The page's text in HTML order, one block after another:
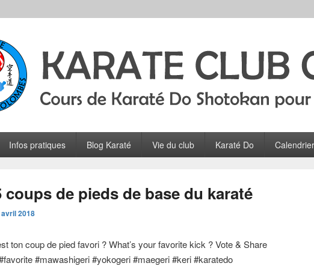
Club Colombes
Infos pratiques Blog Karaté Vie du club Karaté Do Calendrier
coups de pieds de base du karaté
2018
ton coup de pied favori ? What’s your favorite kick ? Vote & Share
#mawashigeri #yokogeri #maegeri #keri #karatedo